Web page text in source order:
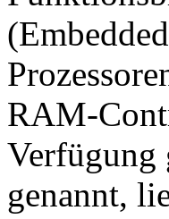
RAM-
Verfügung
genannt,